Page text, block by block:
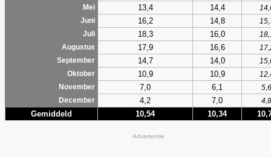
Mei
13,4 14,4
Juni
16,2 14,8
Juli
18,3 16,0
Augustus
17,9 16,6
September
14,7 14,0
Oktober
10,9 10,9
November
7,0 6,1
5,6
December
4,2 7,0 4,8
Gemiddeld 10,54 10,34
Advertentie